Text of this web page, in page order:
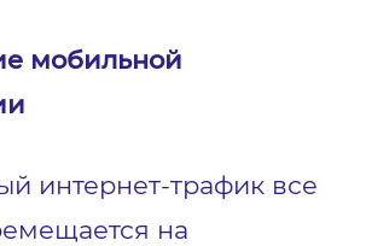
мобильной
интернет-трафик все
на